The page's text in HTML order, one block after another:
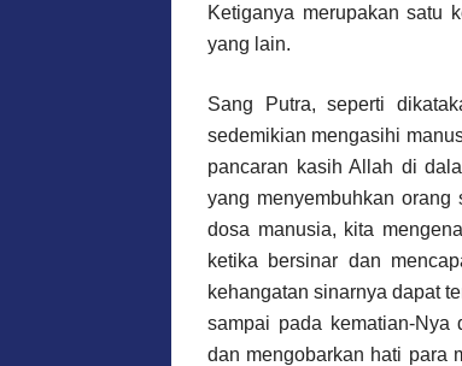
Ketiganya merupakan satu
yang lain.
Sang Putra, seperti
sedemikian mengasihi
pancaran kasih Allah di
yang menyembuhkan
dosa manusia, kita
ketika bersinar dan
kehangatan sinarnya dapat
sampai pada kematian-Nya
dan mengobarkan hati para